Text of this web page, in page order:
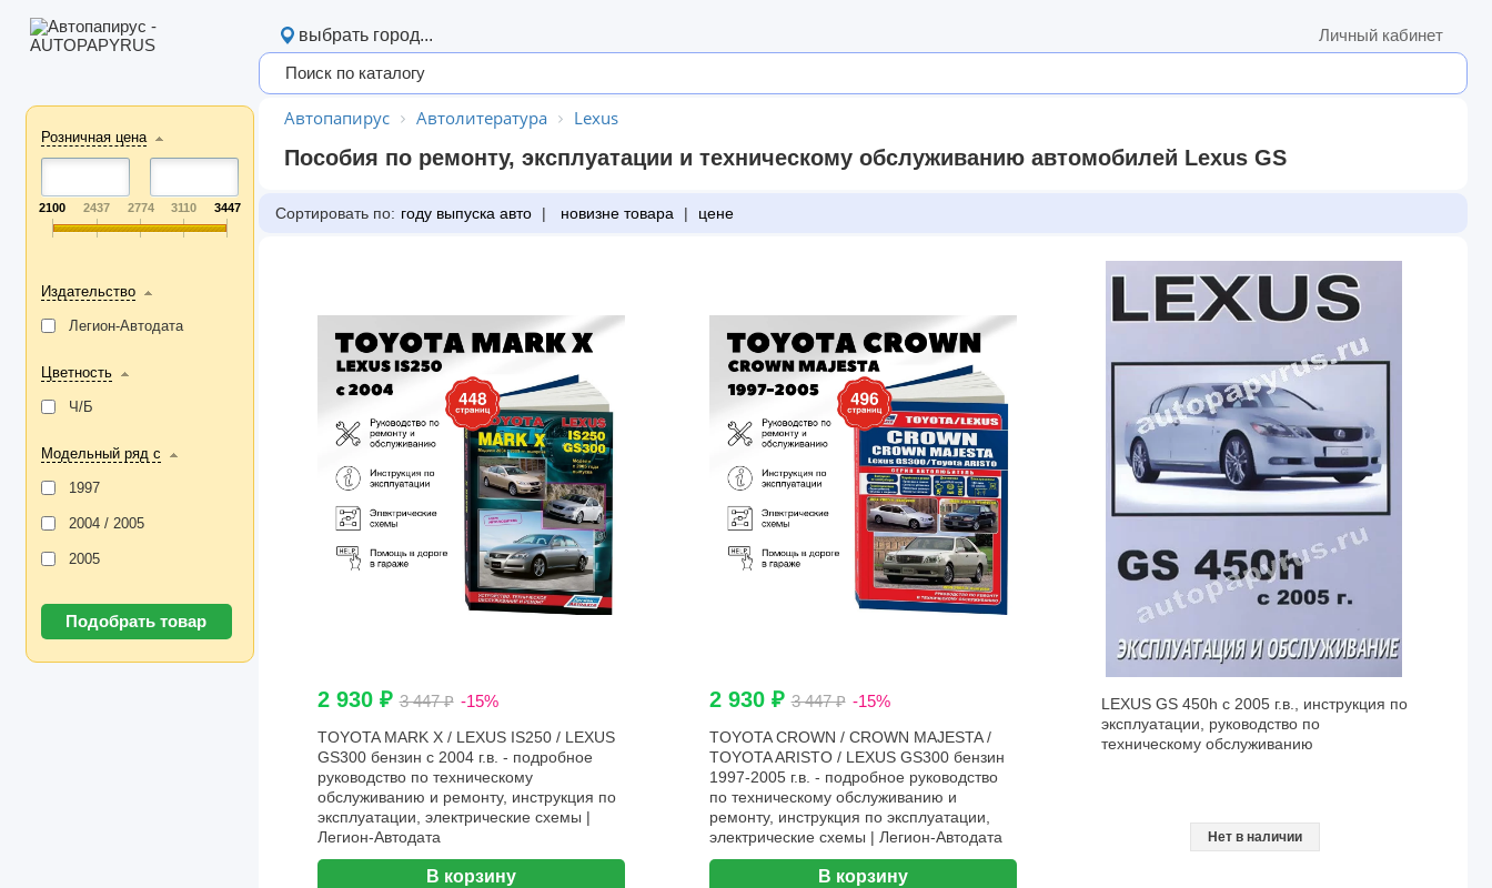
Розничная цена
2100 2437 2774 3110 3447
Издательство
Легион-Aвтодата
Цветность
Ч/Б
Модельный ряд с
1997
2004 / 2005
2005
выбрать город... Личный кабинет
Автопапирус Автолитература Lexus
Пособия по ремонту, эксплуатации и техническому обслуживанию автомобилей Lexus GS
Сортировать по: году выпуска авто | новизне товара | цене
2 930 ₽3 447 ₽ -15%
TOYOTA MARK X / LEXUS IS250 / LEXUS
GS300 бензин с 2004 г.в. - подробное
руководство по техническому
обслуживанию и ремонту, инструкция по
эксплуатации, электрические схемы |
Легион-Aвтодата
В корзину
2 930 ₽3 447 ₽ -15%
TOYOTA CROWN / CROWN MAJESTA /
TOYOTA ARISTO / LEXUS GS300 бензин
1997-2005 г.в. - подробное руководство
по техническому обслуживанию и
ремонту, инструкция по эксплуатации,
электрические схемы | Легион-Aвтодата
В корзину
LEXUS GS 450h с 2005 г.в., инструкция по
эксплуатации, руководство по
техническому обслуживанию
Нет в наличии